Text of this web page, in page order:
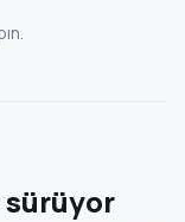
sürüyor